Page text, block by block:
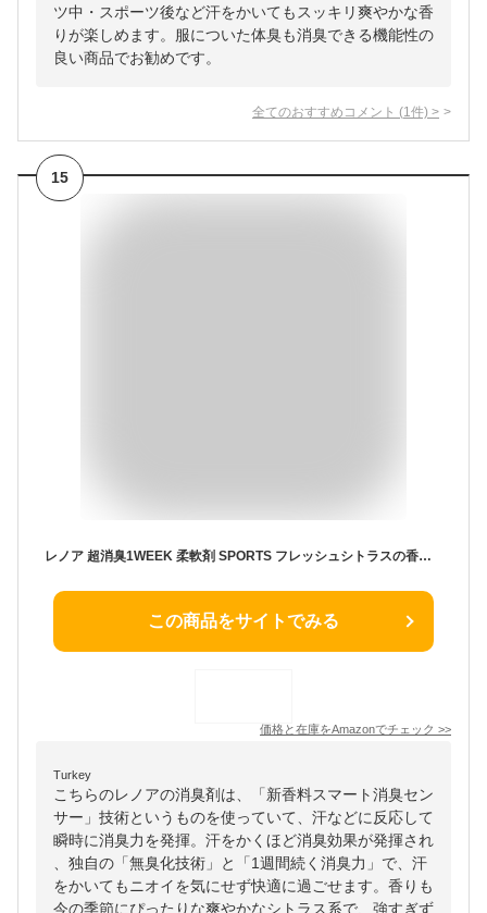
ツ中・スポーツ後など汗をかいてもスッキリ爽やかな香
りが楽しめます。服についた体臭も消臭できる機能性の
良い商品でお勧めです。
全てのおすすめコメント (1 件) >
15
レノア 超消臭1WEEK 柔軟剤 SPORTS フレッシュシトラスの香り 詰め替え 1900mL [大容量]
この商品をサイトでみる
価格と在庫をAmazonでチェック >>
Turkey
こちらのレノアの消臭剤は、「新香料スマート消臭セン
サー」技術というものを使っていて、汗などに反応して
瞬時に消臭力を発揮。汗をかくほど消臭効果が発揮され
、独自の「無臭化技術」と「1週間続く消臭力」で、汗
をかいてもニオイを気にせず快適に過ごせます。香りも
今の季節にぴったりな爽やかなシトラス系で、強すぎず